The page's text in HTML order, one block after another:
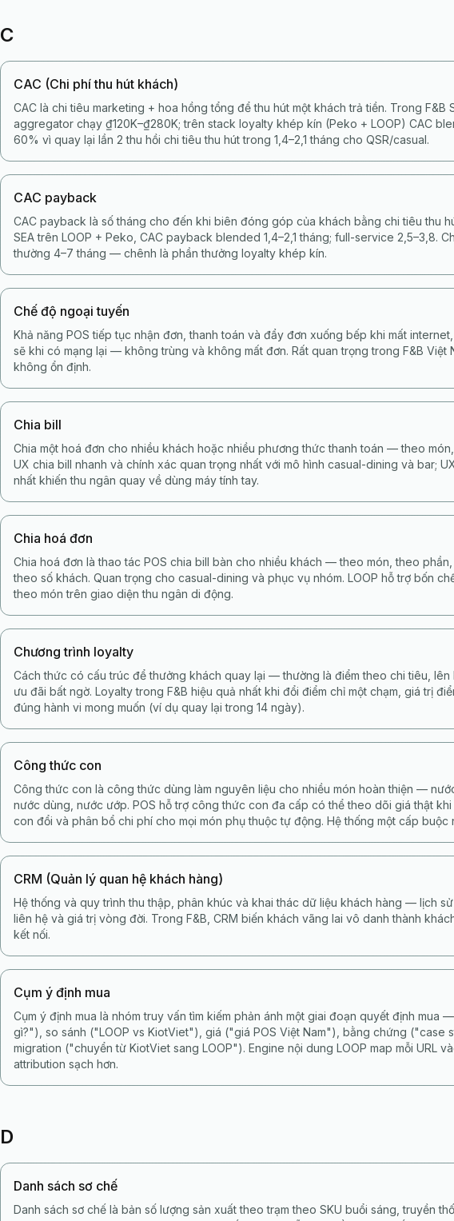
C
CAC (Chi phí thu hút khách)
CAC là chi tiêu marketing + hoa hồng tổng để thu hút một khách trả tiền. Trong F&B
aggregator chạy ₫120K–₫280K; trên stack loyalty khép kín (Peko + LOOP) CAC
60% vì quay lại lần 2 thu hồi chi tiêu thu hút trong 1,4–2,1 tháng cho QSR/casual.
CAC payback
CAC payback là số tháng cho đến khi biên đóng góp của khách bằng chi tiêu thu
SEA trên LOOP + Peko, CAC payback blended 1,4–2,1 tháng; full-service 2,5–3,8.
thường 4–7 tháng — chênh là phần thưởng loyalty khép kín.
Chế độ ngoại tuyến
Khả năng POS tiếp tục nhận đơn, thanh toán và đẩy đơn xuống bếp khi mất
sẽ khi có mạng lại — không trùng và không mất đơn. Rất quan trọng trong F&B Việt
không ổn định.
Chia bill
Chia một hoá đơn cho nhiều khách hoặc nhiều phương thức thanh toán — theo
UX chia bill nhanh và chính xác quan trọng nhất với mô hình casual-dining và bar;
nhất khiến thu ngân quay về dùng máy tính tay.
Chia hoá đơn
Chia hoá đơn là thao tác POS chia bill bàn cho nhiều khách — theo món, theo
theo số khách. Quan trọng cho casual-dining và phục vụ nhóm. LOOP hỗ trợ bốn
theo món trên giao diện thu ngân di động.
Chương trình loyalty
Cách thức có cấu trúc để thưởng khách quay lại — thường là điểm theo chi tiêu, lên
ưu đãi bất ngờ. Loyalty trong F&B hiệu quả nhất khi đổi điểm chỉ một chạm, giá trị
đúng hành vi mong muốn (ví dụ quay lại trong 14 ngày).
Công thức con
Công thức con là công thức dùng làm nguyên liệu cho nhiều món hoàn thiện —
nước dùng, nước ướp. POS hỗ trợ công thức con đa cấp có thể theo dõi giá thật
con đổi và phân bổ chi phí cho mọi món phụ thuộc tự động. Hệ thống một cấp buộc
CRM (Quản lý quan hệ khách hàng)
Hệ thống và quy trình thu thập, phân khúc và khai thác dữ liệu khách hàng — lịch sử
liên hệ và giá trị vòng đời. Trong F&B, CRM biến khách vãng lai vô danh thành
kết nối.
Cụm ý định mua
Cụm ý định mua là nhóm truy vấn tìm kiếm phản ánh một giai đoạn quyết định mua
gì?"), so sánh ("LOOP vs KiotViet"), giá ("giá POS Việt Nam"), bằng chứng ("case
migration ("chuyển từ KiotViet sang LOOP"). Engine nội dung LOOP map mỗi URL
attribution sạch hơn.
D
Danh sách sơ chế
Danh sách sơ chế là bản số lượng sản xuất theo trạm theo SKU buổi sáng, truyền